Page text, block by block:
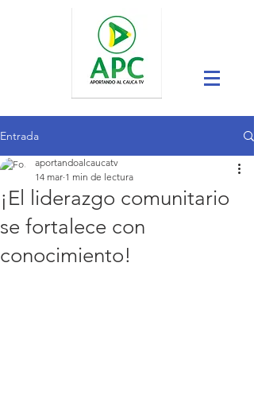
Entrada
¡El liderazgo comunitario
se fortalece con
conocimiento!
aportandoalcaucatv
14 mar 1 min de lectura